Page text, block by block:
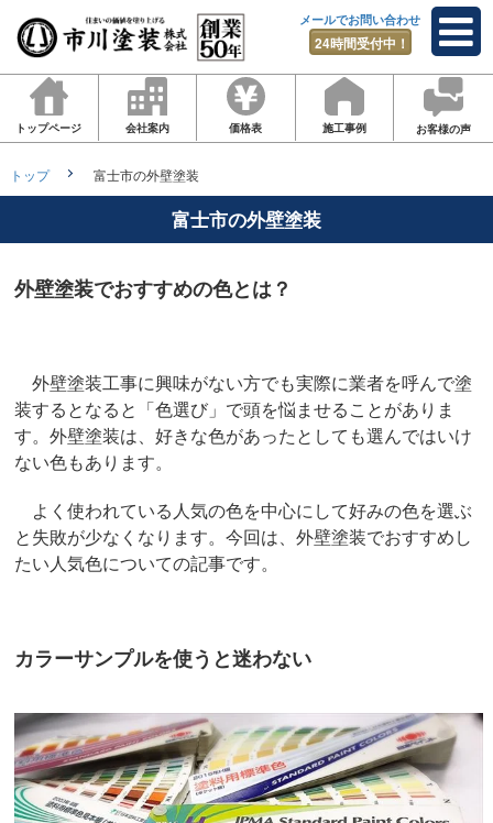
メールでお問い合わせ
24時間受付中！
トップページ 会社案内 価格表 施工事例 お客様の声
トップ 富士市の外壁塗装
富士市の外壁塗装
外壁塗装でおすすめの色とは？
外壁塗装工事に興味がない方でも実際に業者を呼んで塗
装するとなると「色選び」で頭を悩ませることがありま
す。外壁塗装は、好きな色があったとしても選んではいけ
ない色もあります。
よく使われている人気の色を中心にして好みの色を選ぶ
と失敗が少なくなります。今回は、外壁塗装でおすすめし
たい人気色についての記事です。
カラーサンプルを使うと迷わない